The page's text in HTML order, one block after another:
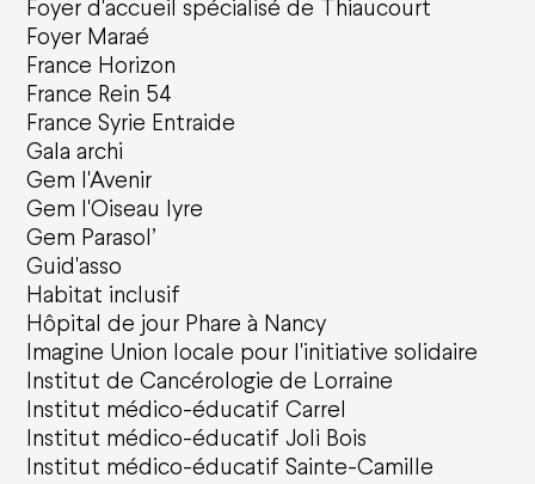
Foyer d'accueil spécialisé de Thiaucourt
Foyer Maraé
France Horizon
France Rein 54
France Syrie Entraide
Gala archi
Gem l'Avenir
Gem l'Oiseau lyre
Gem Parasol’
Guid'asso
Habitat inclusif
Hôpital de jour Phare à Nancy
Imagine Union locale pour l'initiative solidaire
Institut de Cancérologie de Lorraine
Institut médico-éducatif Carrel
Institut médico-éducatif Joli Bois
Institut médico-éducatif Sainte-Camille